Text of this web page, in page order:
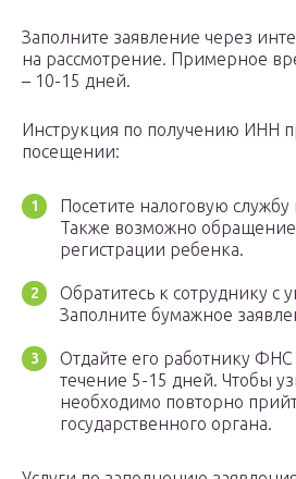
Заполните заявление через
на рассмотрение. Примерное
– 10-15 дней.
Инструкция по получению ИНН
посещении:
Посетите налоговую службу
Также возможно обращение
регистрации ребенка.
Обратитесь к сотруднику с
Заполните бумажное
Отдайте его работнику ФНС
течение 5-15 дней. Чтобы
необходимо повторно
государственного органа.